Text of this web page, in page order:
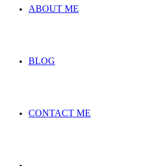
ABOUT ME
BLOG
CONTACT ME